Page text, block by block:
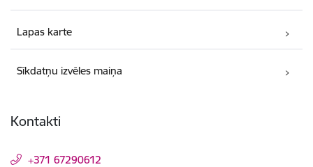
Lapas karte
Sīkdatņu izvēles maiņa
Kontakti
+371 67290612